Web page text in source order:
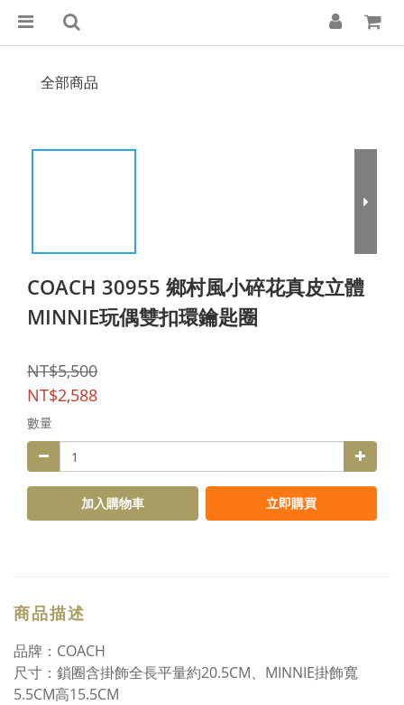
全部商品
COACH 30955 鄉村風小碎花真皮立體
MINNIE玩偶雙扣環鑰匙圈
NT$5,500
NT$2,588
數量
加入購物車 立即購買
商品描述
品牌：COACH
尺寸：鎖圈含掛飾全長平量約20.5CM、MINNIE掛飾寬
5.5CM高15.5CM